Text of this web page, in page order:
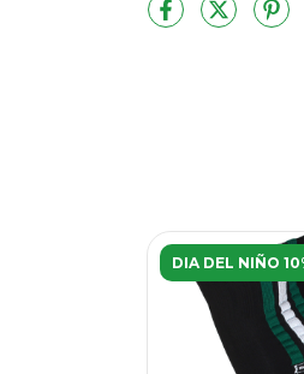
DIA DEL NIÑO